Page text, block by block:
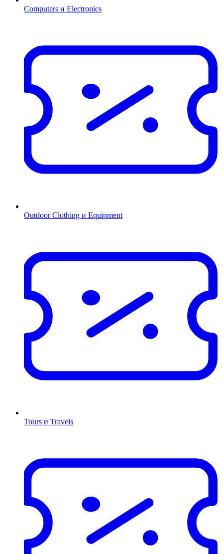
Computers и Electronics
Outdoor Clothing и Equipment
Tours и Travels